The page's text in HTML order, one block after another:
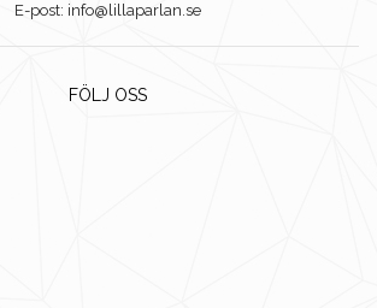
E-post: info@lillaparlan.se
FÖLJ OSS